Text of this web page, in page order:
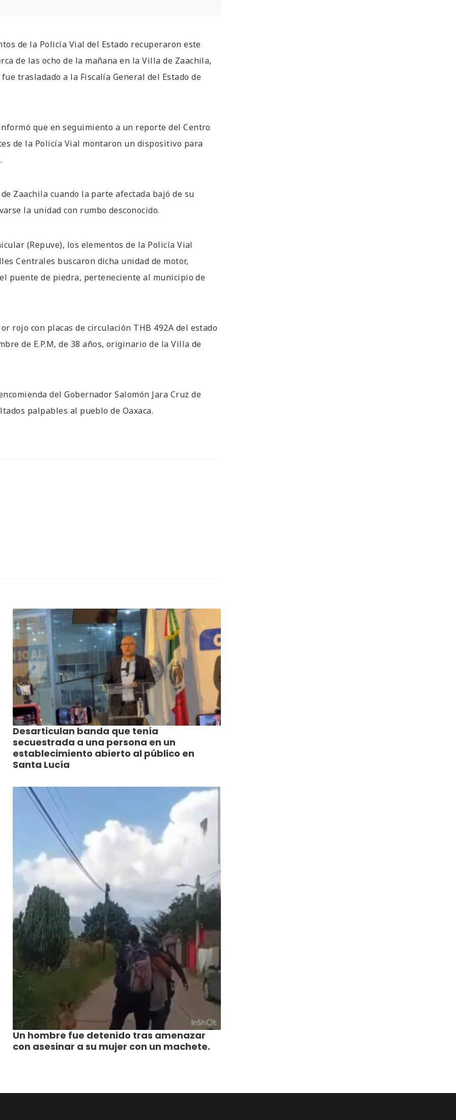
de la Policía Vial del Estado recuperaron este
de las ocho de la mañana en la Villa de Zaachila,
trasladado a la Fiscalía General del Estado de
que en seguimiento a un reporte del Centro
de la Policía Vial montaron un dispositivo para
Zaachila cuando la parte afectada bajó de su
la unidad con rumbo desconocido.
(Repuve), los elementos de la Policía Vial
Centrales buscaron dicha unidad de motor,
puente de piedra, perteneciente al municipio de
rojo con placas de circulación THB 492A del estado
de E.P.M, de 38 años, originario de la Villa de
del Gobernador Salomón Jara Cruz de
palpables al pueblo de Oaxaca.
Desarticulan banda que tenía
secuestrada a una persona en un
establecimiento abierto al público en
Santa Lucía
Un hombre fue detenido tras amenazar
con asesinar a su mujer con un machete.